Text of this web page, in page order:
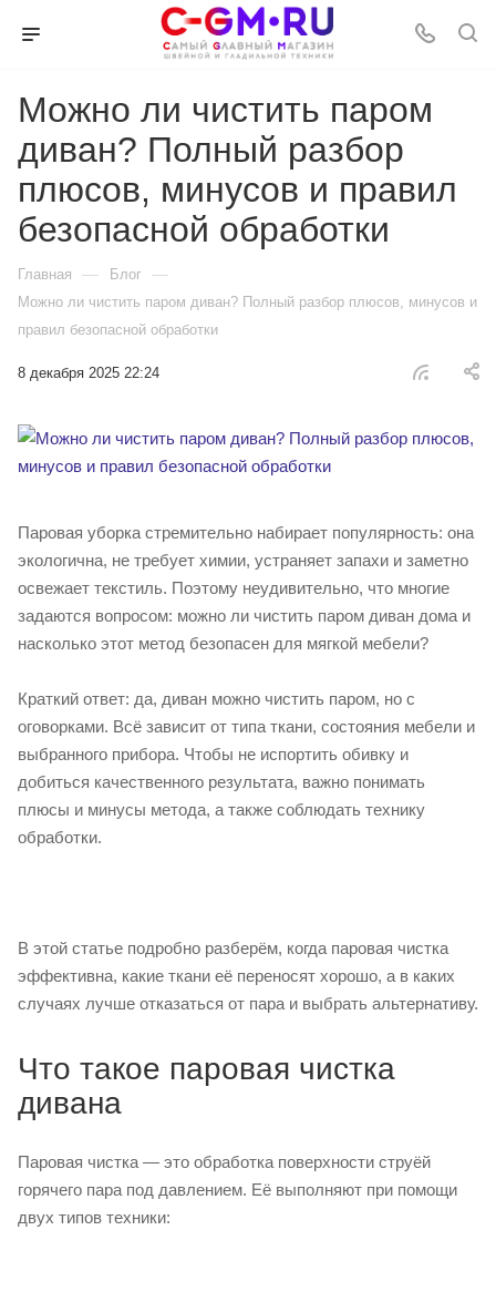
Можно ли чистить паром
диван? Полный разбор
плюсов, минусов и правил
безопасной обработки
Главная — Блог —
Можно ли чистить паром диван? Полный разбор плюсов, минусов и
правил безопасной обработки
8 декабря 2025 22:24
Паровая уборка стремительно набирает популярность: она
экологична, не требует химии, устраняет запахи и заметно
освежает текстиль. Поэтому неудивительно, что многие
задаются вопросом: можно ли чистить паром диван дома и
насколько этот метод безопасен для мягкой мебели?
Краткий ответ: да, диван можно чистить паром, но с
оговорками. Всё зависит от типа ткани, состояния мебели и
выбранного прибора. Чтобы не испортить обивку и
добиться качественного результата, важно понимать
плюсы и минусы метода, а также соблюдать технику
обработки.
В этой статье подробно разберём, когда паровая чистка
эффективна, какие ткани её переносят хорошо, а в каких
случаях лучше отказаться от пара и выбрать альтернативу.
Что такое паровая чистка
дивана
Паровая чистка — это обработка поверхности струёй
горячего пара под давлением. Её выполняют при помощи
двух типов техники: